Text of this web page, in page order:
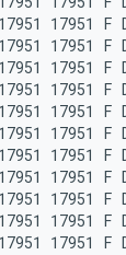
17951
17951
17951 F
17951
17951
17951
17951 F
17951
17951